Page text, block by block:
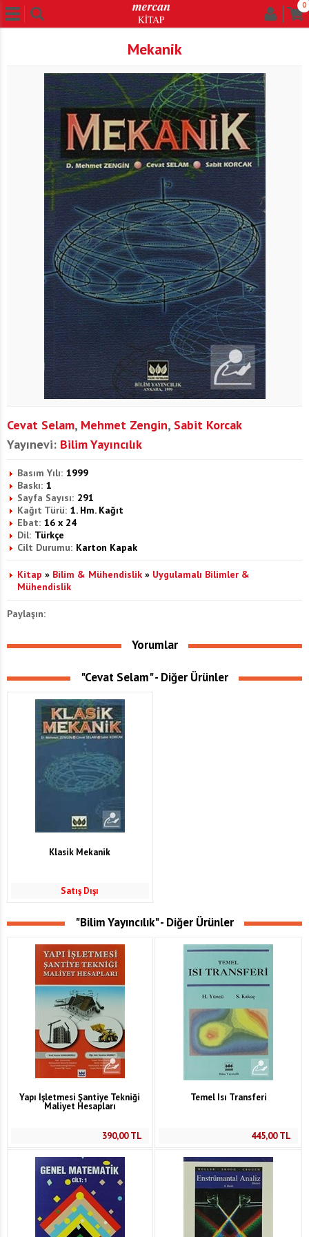
0
Mekanik
Cevat Selam, Mehmet Zengin, Sabit Korcak
Yayınevi: Bilim Yayıncılık
Basım Yılı: 1999
Baskı: 1
Sayfa Sayısı: 291
Kağıt Türü: 1. Hm. Kağıt
Ebat: 16 x 24
Dil: Türkçe
Cilt Durumu: Karton Kapak
Kitap » Bilim & Mühendislik » Uygulamalı Bilimler &
Mühendislik
Paylaşın:
Yorumlar
"Cevat Selam" - Diğer Ürünler
Klasik Mekanik
Satış Dışı
"Bilim Yayıncılık" - Diğer Ürünler
Yapı İşletmesi Şantiye Tekniği
Maliyet Hesapları
390,00TL
Temel Isı Transferi
445,00TL